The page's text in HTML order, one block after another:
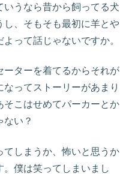
うなら昔から飼ってる犬
し、そもそも最初に羊とや
って話じゃないですか。
ーターを着てるからそれが
ってストーリーがあまり
こはせめてパーカーとか
ない？
てしまうか、怖いと思うか
僕は笑ってしまいまし